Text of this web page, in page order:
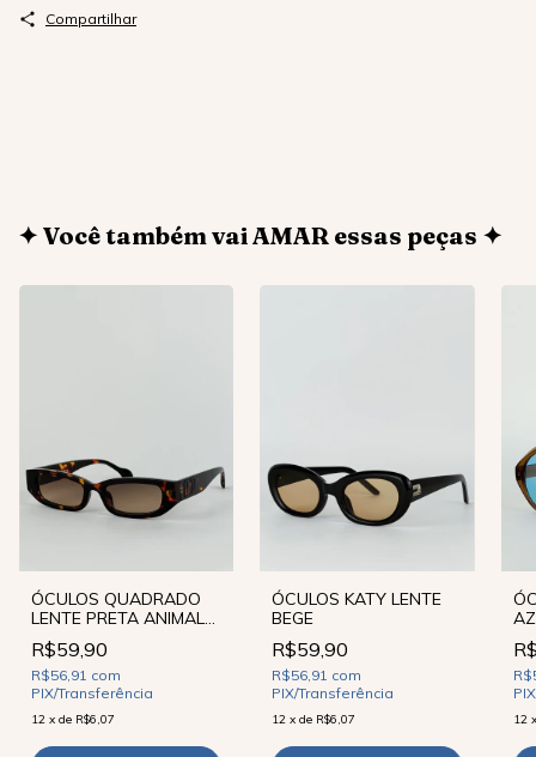
Compartilhar
✦ Você também vai AMAR essas peças ✦
ÓCULOS QUADRADO
LENTE PRETA ANIMAL
PRINT
R$59,90
R$56,91 com
PIX/Transferência
12 x de R$6,07
ÓCULOS KATY LENTE
BEGE
R$59,90
R$56,91 com
PIX/Transferência
12 xde R$6,07 12